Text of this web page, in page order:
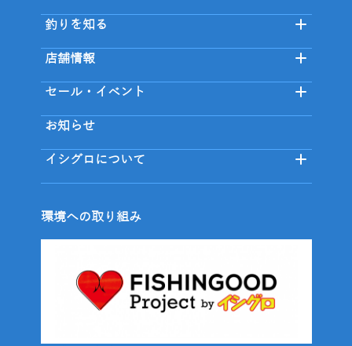
釣りを知る
店舗情報
セール・イベント
お知らせ
イシグロについて
環境への取り組み